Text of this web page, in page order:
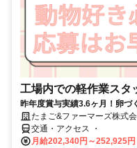
工場内での軽作業スタ
昨年度賞与実績3.6ヶ月！卵
たまご&ファーマーズ株式
交通・アクセス ・
月給202,340円～252,925円